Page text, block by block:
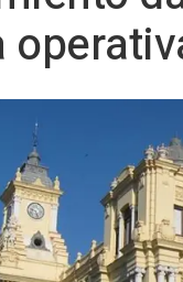
mayo 2026 16:50
May. (EUROPA